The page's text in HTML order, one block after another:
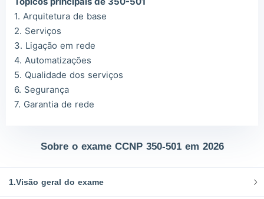
1. Arquitetura de base
2. Serviços
3. Ligação em rede
4. Automatizações
5. Qualidade dos serviços
6. Segurança
7. Garantia de rede
Sobre o exame CCNP 350-501 em 2026
1.Visão geral do exame